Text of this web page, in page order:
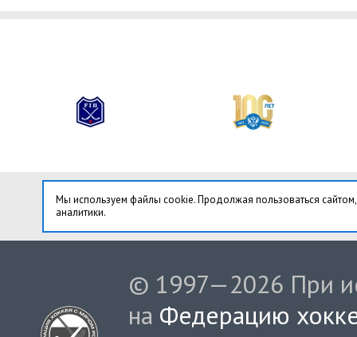
Мы используем файлы cookie. Продолжая пользоваться
аналитики.
© 1997—2026 При
на Федерацию